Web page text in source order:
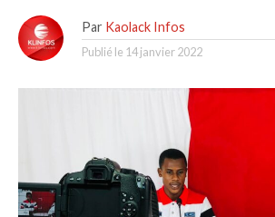
Par Kaolack Infos
Publié le 14 janvier 2022